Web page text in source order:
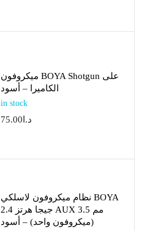
ميكروفون BOYA Shotgun على
الكاميرا – أسود
in stock
د.ا 75.00
نظام ميكروفون لاسلكي BOYA
2.4 جيجا هرتز AUX 3.5 مم
(ميكروفون واحد) – أسود